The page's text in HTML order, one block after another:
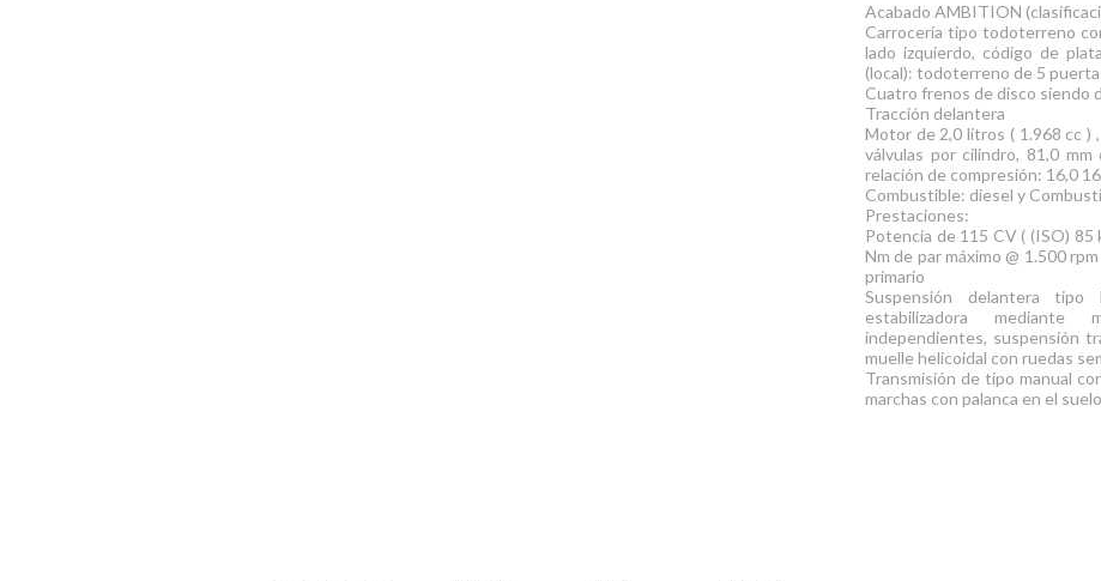
Acabado AMBITION
Carrocería tipo todoterreno
lado izquierdo, código de
(local): todoterreno de 5
Cuatro frenos de disco siendo
Tracción delantera
Motor de 2,0 litros ( 1.968 cc )
válvulas por cilindro, 81,0
relación de compresión: 16,0
Combustible: diesel y
Prestaciones:
Potencia de 115 CV ( (ISO) 85
Nm de par máximo @ 1.500
primario
Suspensión delantera
estabilizadora mediante
independientes, suspensión
muelle helicoidal con ruedas
Transmisión de tipo manual
marchas con palanca en el suelo